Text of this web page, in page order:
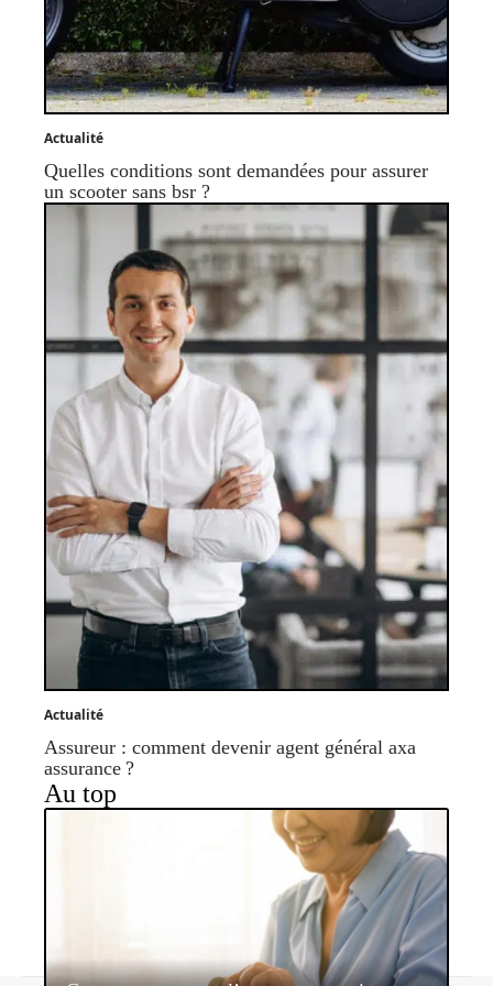
Actualité
Quelles conditions sont demandées pour assurer
un scooter sans bsr ?
Actualité
Assureur : comment devenir agent général axa
assurance ?
Au top